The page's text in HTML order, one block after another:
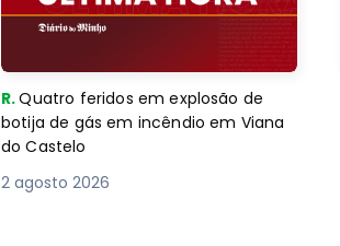
R.Quatro feridos em explosão de
botija de gás em incêndio em Viana
do Castelo
2 agosto 2026